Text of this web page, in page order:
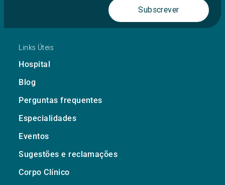
Subscrever
Links Úteis
Hospital
Blog
Perguntas frequentes
Especialidades
Eventos
Sugestões e reclamações
Corpo Clínico